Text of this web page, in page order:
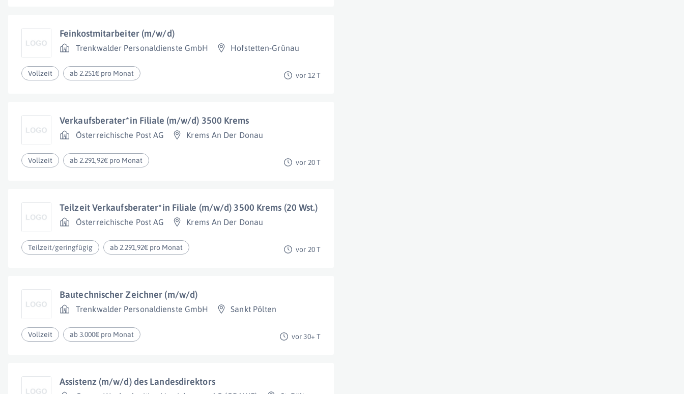
Feinkostmitarbeiter (m/w/d)
Trenkwalder Personaldienste GmbH Hofstetten-Grünau
Vollzeit ab 2.251€ pro Monat vor 12 T
Verkaufsberater*in Filiale (m/w/d) 3500 Krems
Österreichische Post AG Krems An Der Donau
Vollzeit ab 2.291,92€ pro Monat vor 20 T
Teilzeit Verkaufsberater*in Filiale (m/w/d) 3500 Krems (20 Wst.)
Österreichische Post AG Krems An Der Donau
Teilzeit/geringfügig ab 2.291,92€ pro Monat vor 20 T
Bautechnischer Zeichner (m/w/d)
Trenkwalder Personaldienste GmbH Sankt Pölten
Vollzeit ab 3.000€ pro Monat vor 30+ T
Assistenz (m/w/d) des Landesdirektors